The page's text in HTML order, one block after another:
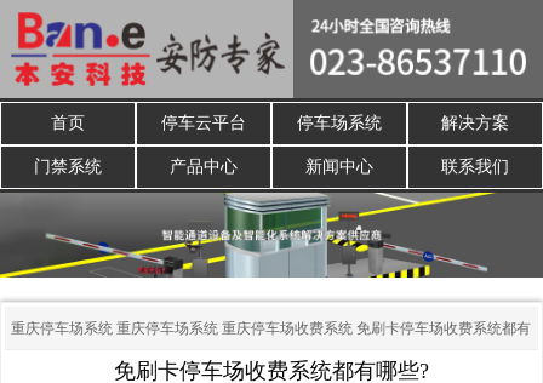
首页 停车云平台 停车场系统 解决方案
门禁系统 产品中心 新闻中心 联系我们
重庆停车场系统 重庆停车场系统 重庆停车场收费系统 免刷卡停车场收费系统都有
免刷卡停车场收费系统都有哪些?